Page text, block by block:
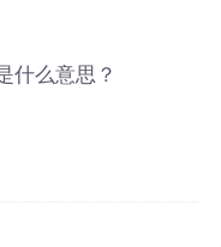
什么意思？